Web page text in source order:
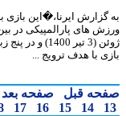
ایرنا،�این بازی با
ژوئن (3 تیر 1400) و
با هدف ترویج ...
قبل صفحه بعد 1
14
15
16
17
18